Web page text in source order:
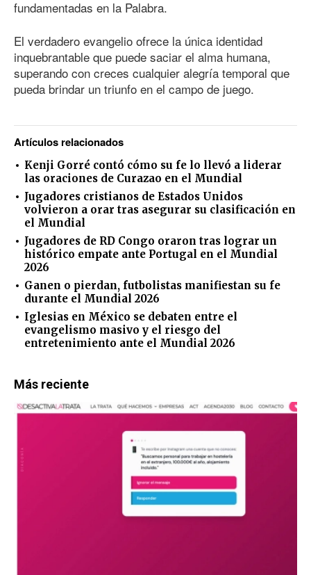
fundamentadas en la Palabra.
El verdadero evangelio ofrece la única identidad
inquebrantable que puede saciar el alma humana,
superando con creces cualquier alegría temporal que
pueda brindar un triunfo en el campo de juego.
Artículos relacionados
Kenji Gorré contó cómo su fe lo llevó a liderar
las oraciones de Curazao en el Mundial
Jugadores cristianos de Estados Unidos
volvieron a orar tras asegurar su clasificación en
el Mundial
Jugadores de RD Congo oraron tras lograr un
histórico empate ante Portugal en el Mundial
2026
Ganen o pierdan, futbolistas manifiestan su fe
durante el Mundial 2026
Iglesias en México se debaten entre el
evangelismo masivo y el riesgo del
entretenimiento ante el Mundial 2026
Más reciente